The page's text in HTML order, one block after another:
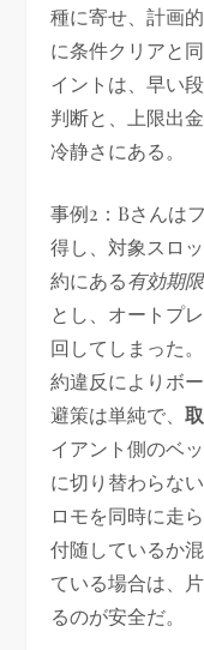
種に寄せ、計画
に条件クリアと
イントは、早い
判断と、上限出
冷静さにある。
事例2：Bさんは
得し、対象スロ
約にある有効期
とし、オートプ
回してしまった
約違反によりボ
避策は単純で、
イアント側のベ
に切り替わらな
ロモを同時に走
付随しているか混
ている場合は、
るのが安全だ。